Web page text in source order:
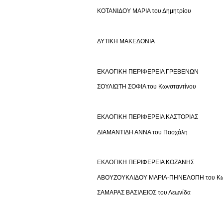
ΚΟΤΑΝΙΔΟΥ ΜΑΡΙΑ του Δημητρίου
ΔΥΤΙΚΗ ΜΑΚΕΔΟΝΙΑ
ΕΚΛΟΓΙΚΗ ΠΕΡΙΦΕΡΕΙΑ ΓΡΕΒΕΝΩΝ
ΣΟΥΛΙΩΤΗ ΣΟΦΙΑ του Κωνσταντίνου
ΕΚΛΟΓΙΚΗ ΠΕΡΙΦΕΡΕΙΑ ΚΑΣΤΟΡΙΑΣ
ΔΙΑΜΑΝΤΙΔΗ ΑΝΝΑ του Πασχάλη
ΕΚΛΟΓΙΚΗ ΠΕΡΙΦΕΡΕΙΑ ΚΟΖΑΝΗΣ
ΑΒΟΥΖΟΥΚΛΙΔΟΥ ΜΑΡΙΑ-ΠΗΝΕΛΟΠΗ του
ΣΑΜΑΡΑΣ ΒΑΣΙΛΕΙΟΣ του Λεωνίδα